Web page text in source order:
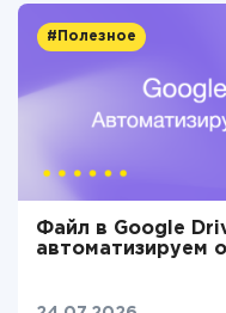
#Полезное
Файл в Google
автоматизируем